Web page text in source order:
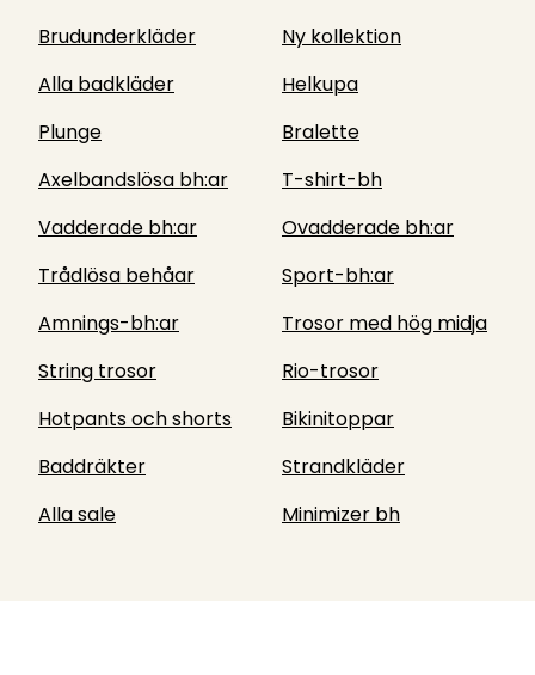
Brudunderkläder
Ny kollektion
Alla badkläder
Helkupa
Plunge
Bralette
Axelbandslösa bh:ar
T-shirt-bh
Vadderade bh:ar
Ovadderade bh:ar
Trådlösa behåar
Sport-bh:ar
Amnings-bh:ar
Trosor med hög midja
String trosor
Rio-trosor
Hotpants och shorts
Bikinitoppar
Baddräkter
Strandkläder
Alla sale
Minimizer bh